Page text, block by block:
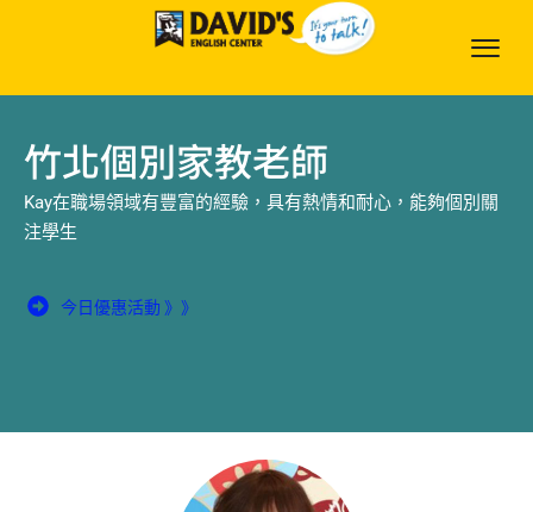
竹北個別家教老師
Kay在職場領域有豐富的經驗，具有熱情和耐心，能夠個別關
注學生
今日優惠活動 》》